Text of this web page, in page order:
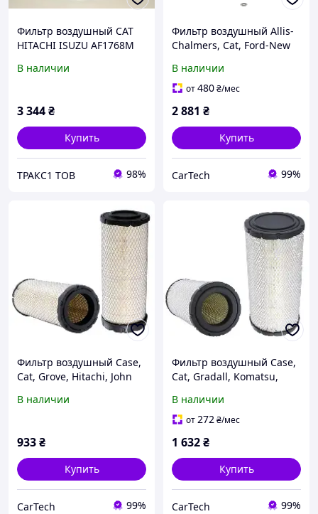
Фильтр воздушный CAT
HITACHI ISUZU AF1768M
В наличии
3 344₴
Купить
ТРАКС1 ТОВ 98%
Фильтр воздушный Allis-
Chalmers, Cat, Ford-New
Iveco - Wix Filters (42522)
В наличии
от480₴/мес
2 881 ₴
Купить
CarTech 99%
Фильтр воздушный Case,
Cat, Grove, Hitachi, John
Bobcat, Other - Wix Filters
В наличии
933₴
Купить
CarTech 99%
Фильтр воздушный Case,
Cat, Gradall, Komatsu,
w/42331 - Wix Filters
(42330)
В наличии
от272₴/мес
1 632₴
Купить
CarTech 99%